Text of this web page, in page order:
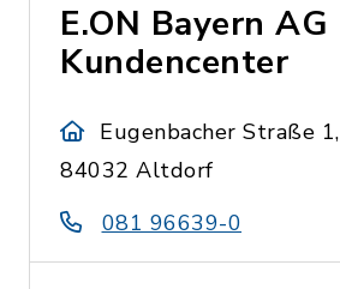
E.ON Bayern AG
Kundencenter
Eugenbacher Straße 1,
84032 Altdorf
081 96639-0